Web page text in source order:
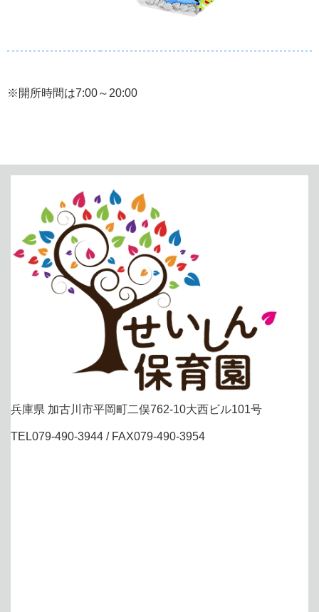
※開所時間は7:00～20:00
兵庫県 加古川市平岡町二俣762-10大西ビル101号
TEL079-490-3944 / FAX079-490-3954